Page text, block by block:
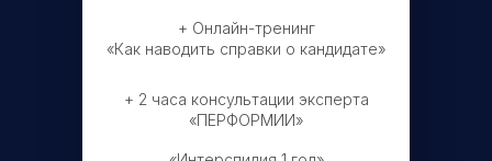
+ 2 часа консультации эксперта
«ПЕРФОРМИИ»
+ Онлайн-тренинг
«Как наводить справки о кандидате»